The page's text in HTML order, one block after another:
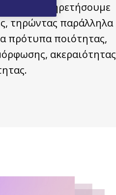
να εξυπηρετήσουμε
τηρώντας παράλληλα
πρότυπα ποιότητας,
ακεραιότητας